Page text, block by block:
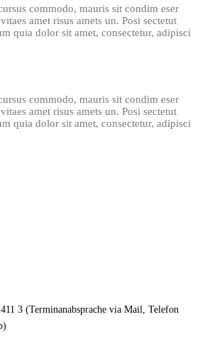
commodo, mauris sit condim eser
amet risus amets un. Posi sectetut
quia dolor sit amet, consectetur, adipisci
commodo, mauris sit condim eser
amet risus amets un. Posi sectetut
quia dolor sit amet, consectetur, adipisci
3